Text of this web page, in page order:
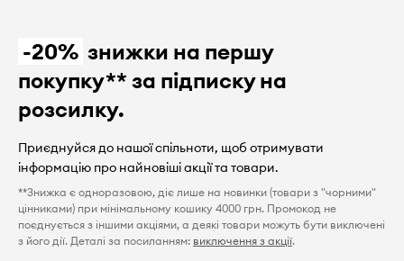
-20% знижки на першу
покупку** за підписку на
розсилку.
Приєднуйся до нашої спільноти, щоб отримувати
інформацію про найновіші акції та товари.
**Знижка є одноразовою, діє лише на новинки (товари з "чорними"
цінниками) при мінімальному кошику 4000 грн. Промокод не
поєднується з іншими акціями, а деякі товари можуть бути виключені
з його дії. Деталі за посиланням: виключення з акції.